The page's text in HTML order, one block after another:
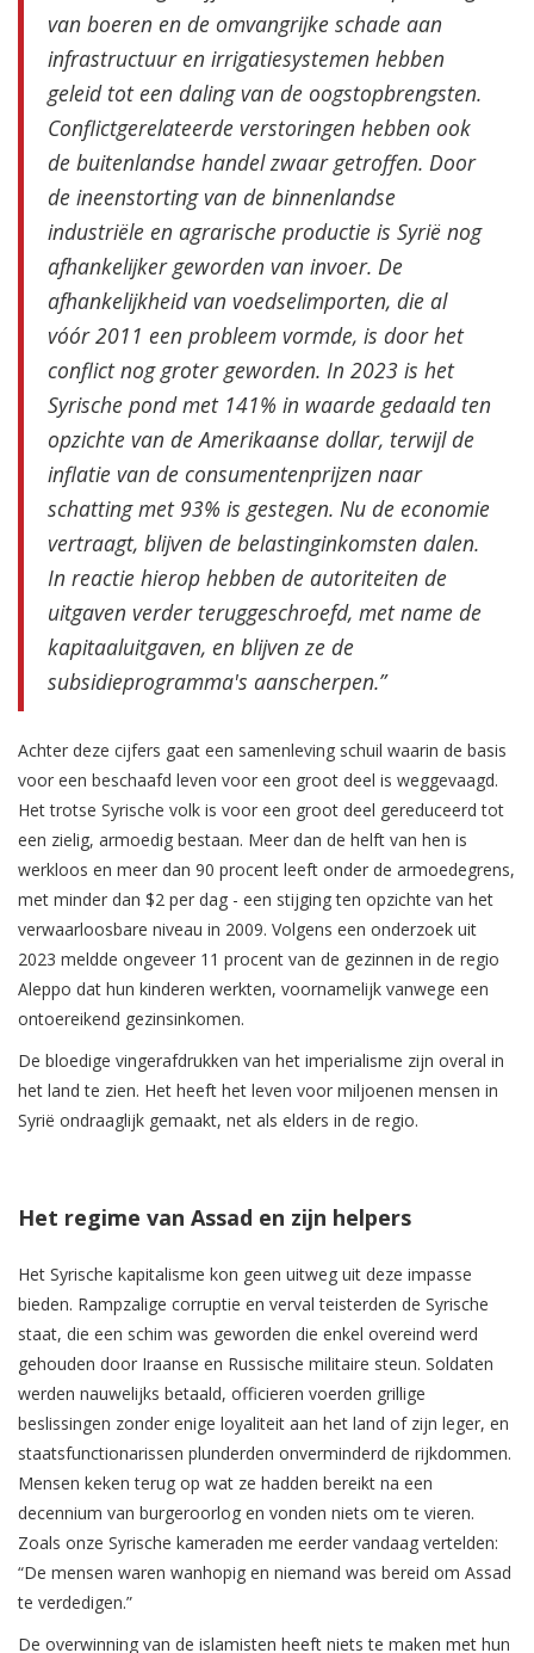
van boeren en de omvangrijke schade aan
infrastructuur en irrigatiesystemen hebben
geleid tot een daling van de oogstopbrengsten.
Conflictgerelateerde verstoringen hebben ook
de buitenlandse handel zwaar getroffen. Door
de ineenstorting van de binnenlandse
industriële en agrarische productie is Syrië nog
afhankelijker geworden van invoer. De
afhankelijkheid van voedselimporten, die al
vóór 2011 een probleem vormde, is door het
conflict nog groter geworden. In 2023 is het
Syrische pond met 141% in waarde gedaald ten
opzichte van de Amerikaanse dollar, terwijl de
inflatie van de consumentenprijzen naar
schatting met 93% is gestegen. Nu de economie
vertraagt, blijven de belastinginkomsten dalen.
In reactie hierop hebben de autoriteiten de
uitgaven verder teruggeschroefd, met name de
kapitaaluitgaven, en blijven ze de
subsidieprogramma's aanscherpen.”
Achter deze cijfers gaat een samenleving schuil waarin de basis
voor een beschaafd leven voor een groot deel is weggevaagd.
Het trotse Syrische volk is voor een groot deel gereduceerd tot
een zielig, armoedig bestaan. Meer dan de helft van hen is
werkloos en meer dan 90 procent leeft onder de armoedegrens,
met minder dan $2 per dag - een stijging ten opzichte van het
verwaarloosbare niveau in 2009. Volgens een onderzoek uit
2023 meldde ongeveer 11 procent van de gezinnen in de regio
Aleppo dat hun kinderen werkten, voornamelijk vanwege een
ontoereikend gezinsinkomen.
De bloedige vingerafdrukken van het imperialisme zijn overal in
het land te zien. Het heeft het leven voor miljoenen mensen in
Syrië ondraaglijk gemaakt, net als elders in de regio.
Het regime van Assad en zijn helpers
Het Syrische kapitalisme kon geen uitweg uit deze impasse
bieden. Rampzalige corruptie en verval teisterden de Syrische
staat, die een schim was geworden die enkel overeind werd
gehouden door Iraanse en Russische militaire steun. Soldaten
werden nauwelijks betaald, officieren voerden grillige
beslissingen zonder enige loyaliteit aan het land of zijn leger, en
staatsfunctionarissen plunderden onverminderd de rijkdommen.
Mensen keken terug op wat ze hadden bereikt na een
decennium van burgeroorlog en vonden niets om te vieren.
Zoals onze Syrische kameraden me eerder vandaag vertelden:
“De mensen waren wanhopig en niemand was bereid om Assad
te verdedigen.”
De overwinning van de islamisten heeft niets te maken met hun